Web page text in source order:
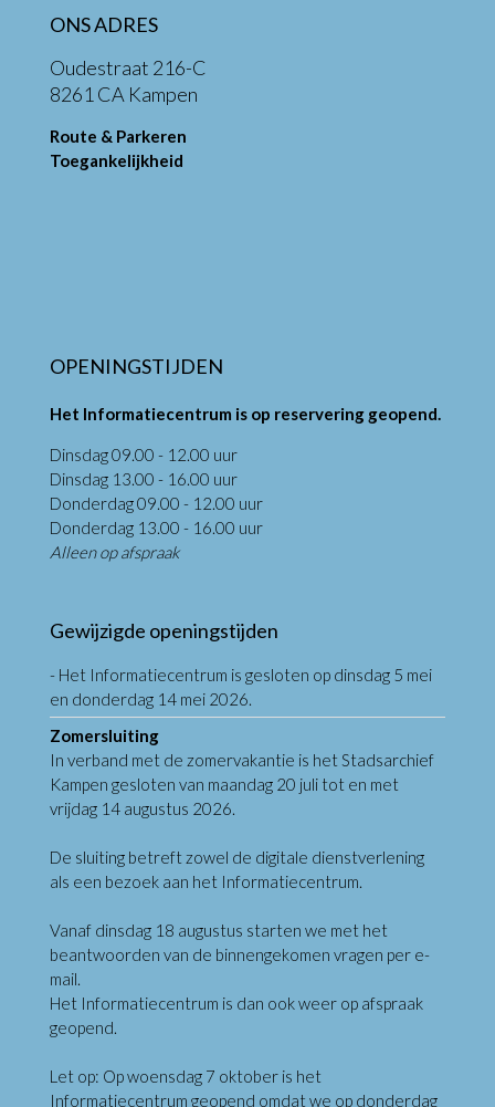
ONS ADRES
Oudestraat 216-C
8261 CA Kampen
Route & Parkeren
Toegankelijkheid
OPENINGSTIJDEN
Het Informatiecentrum is op reservering geopend.
Dinsdag 09.00 - 12.00 uur
Dinsdag 13.00 - 16.00 uur
Donderdag 09.00 - 12.00 uur
Donderdag 13.00 - 16.00 uur
Alleen op afspraak
Gewijzigde openingstijden
- Het Informatiecentrum is gesloten op dinsdag 5 mei
en donderdag 14 mei 2026.
Zomersluiting
In verband met de zomervakantie is het Stadsarchief
Kampen gesloten van maandag 20 juli tot en met
vrijdag 14 augustus 2026.
De sluiting betreft zowel de digitale dienstverlening
als een bezoek aan het Informatiecentrum.
Vanaf dinsdag 18 augustus starten we met het
beantwoorden van de binnengekomen vragen per e-
mail.
Het Informatiecentrum is dan ook weer op afspraak
geopend.
Let op: Op woensdag 7 oktober is het
Informatiecentrum geopend omdat we op donderdag